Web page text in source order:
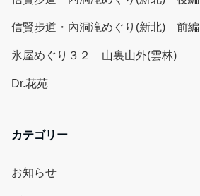
信賢步道・內洞滝めぐり(新北) 前編
氷屋めぐり３２ 山裏山外(雲林)
Dr.花苑
カテゴリー
お知らせ